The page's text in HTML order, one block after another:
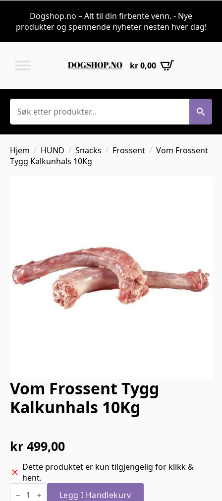
Dogshop.no – Alt til din firbente venn. - Nye
produkter og spennende nyheter nesten hver dag!
kr0,00
Søk
Hjem HUND Snacks Frossent
Vom Frossent
Tygg Kalkunhals 10Kg
Vom Frossent Tygg
Kalkunhals 10Kg
kr 499,00
Dette produktet er kun tilgjengelig for klikk &
hent.
Vom
Frossent Legg I Handlekurv